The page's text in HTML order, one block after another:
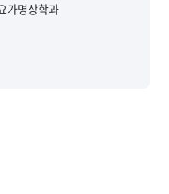
가명상학과